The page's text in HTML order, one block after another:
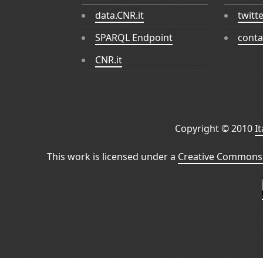
data.CNR.it
SPARQL Endpoint
CNR.it
Copyright © 2010
This work is licensed under a Creative